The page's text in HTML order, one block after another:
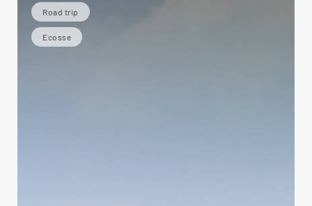
Road trip
Ecosse